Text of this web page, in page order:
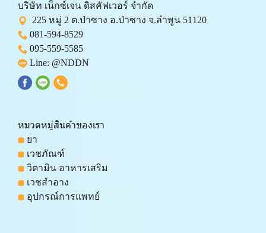
บริษัท เน็กซ์เจน ดิสคัฟเวอร์ จำกัด
225 หมู่ 2 ต.ป่าซาง อ.ป่าซาง จ.ลำพูน 51120
081-594-8529
095-559-5585
Line: @NDDN
หมวดหมู่สินค้าของเรา
ยา
เวชภัณฑ์
วิตามิน อาหารเสริม
เวชสำอาง
อุปกรณ์การแพทย์